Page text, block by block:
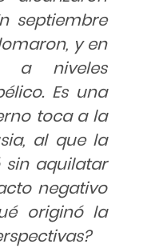
septiembre
y en
a niveles
Es una
toca a la
al que la
sin aquilatar
negativo
originó la